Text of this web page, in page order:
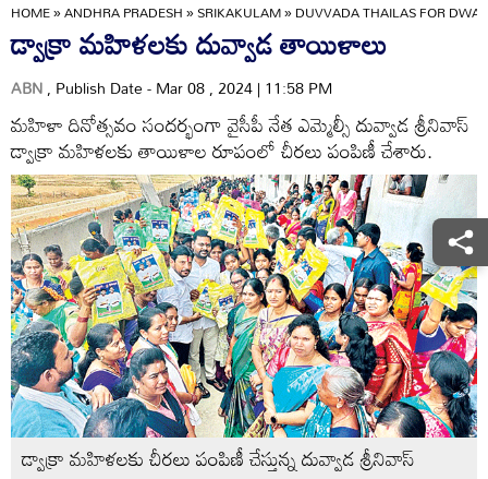
HOME»ANDHRA PRADESH»SRIKAKULAM»DUVVADA THAILAS FOR
డ్వాక్రా మహిళలకు దువ్వాడ తాయిళాలు
ABN, Publish Date - Mar 08 , 2024 | 11:58 PM
మహిళా దినోత్సవం సందర్భంగా వైసీపీ నేత ఎమ్మెల్సీ దువ్వాడ శ్రీనివాస్‌
డ్వాక్రా మహిళలకు తాయిళాల రూపంలో చీరలు పంపిణీ చేశారు.
డ్వాక్రా మహిళలకు చీరలు పంపిణీ చేస్తున్న దువ్వాడ శ్రీనివాస్‌